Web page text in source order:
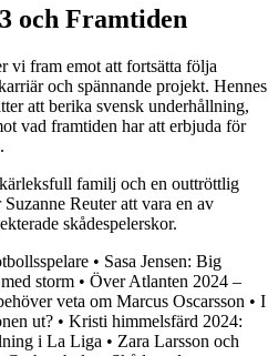
och Framtiden
vi fram emot att fortsätta följa
och spännande projekt. Hennes
att berika svensk underhållning,
vad framtiden har att erbjuda för
familj och en outtröttlig
Reuter att vara en av
skådespelerskor.
• Sasa Jensen: Big
storm • Över Atlanten 2024 –
veta om Marcus Oscarsson • I
ut? • Kristi himmelsfärd 2024:
i La Liga • Zara Larsson och